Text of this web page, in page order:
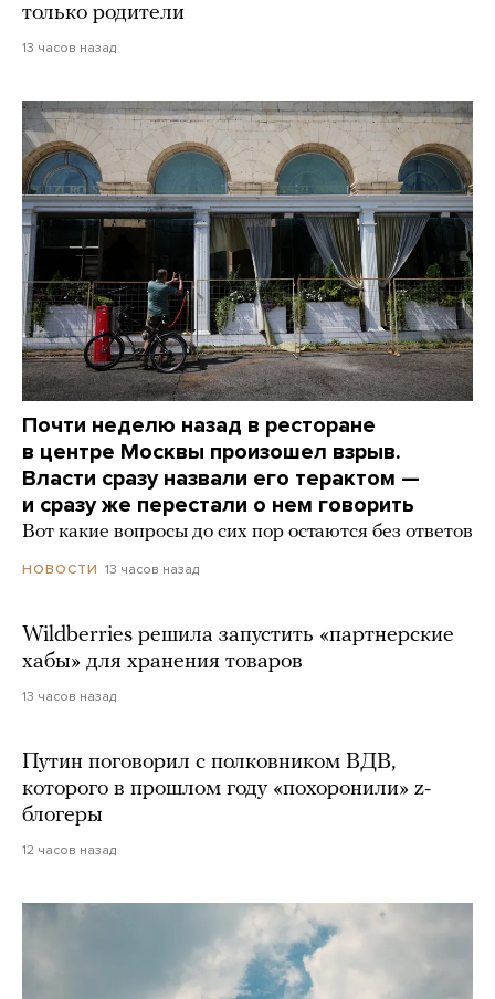
только родители
13 часов назад
Почти неделю назад в ресторане
в центре Москвы произошел взрыв.
Власти сразу назвали его терактом —
и сразу же перестали о нем говорить
Вот какие вопросы до сих пор остаются без ответов
НОВОСТИ 13 часов назад
Wildberries решила запустить «партнерские
хабы» для хранения товаров
13 часов назад
Путин поговорил с полковником ВДВ,
которого в прошлом году «похоронили» z-
блогеры
12 часов назад